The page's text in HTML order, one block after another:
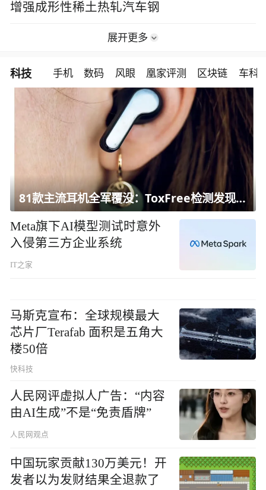
增强成形性稀土热轧汽车钢
展开更多
科技 手机 数码 风眼 凰家评测 区块链 车科
81款主流耳机全军覆没：ToxFree检测发现均含对人体有害化学物质
Meta旗下AI模型测试时意外
入侵第三方企业系统
IT之家
马斯克宣布：全球规模最大
芯片厂Terafab 面积是五角大
楼50倍
快科技
人民网评虚拟人广告：“内容
由AI生成”不是“免责盾牌”
人民网观点
中国玩家贡献130万美元！开
发者以为发财结果全退款了